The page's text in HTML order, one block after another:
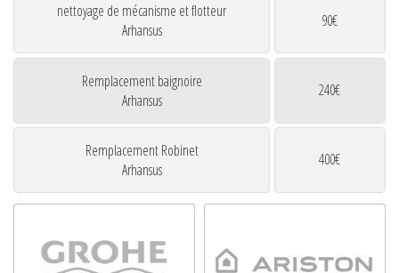
nettoyage de mécanisme et flotteur
Arhansus
90€
Remplacement baignoire
Arhansus
240€
Remplacement Robinet
Arhansus
400€